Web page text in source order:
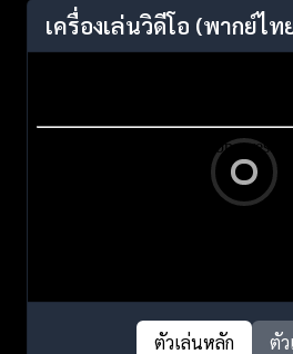
เครื่องเล่นวิดีโอ (พากย์ไท
ตัวเล่นหลัก ตัว